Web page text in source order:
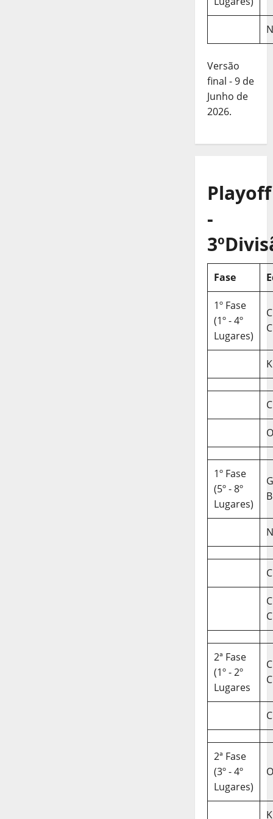
Versão
final - 9 de
Junho de
2026.
Playoff
-
Fase
1º Fase
(1º - 4º
Lugares)
C
1º Fase
(5º - 8º
Lugares)
B
C
2ª Fase
(1º - 2º
Lugares
C
2ª Fase
(3º - 4º
Lugares)